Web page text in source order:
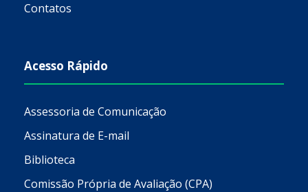
Contatos
Acesso Rápido
Assessoria de Comunicação
Assinatura de E-mail
Biblioteca
Comissão Própria de Avaliação (CPA)